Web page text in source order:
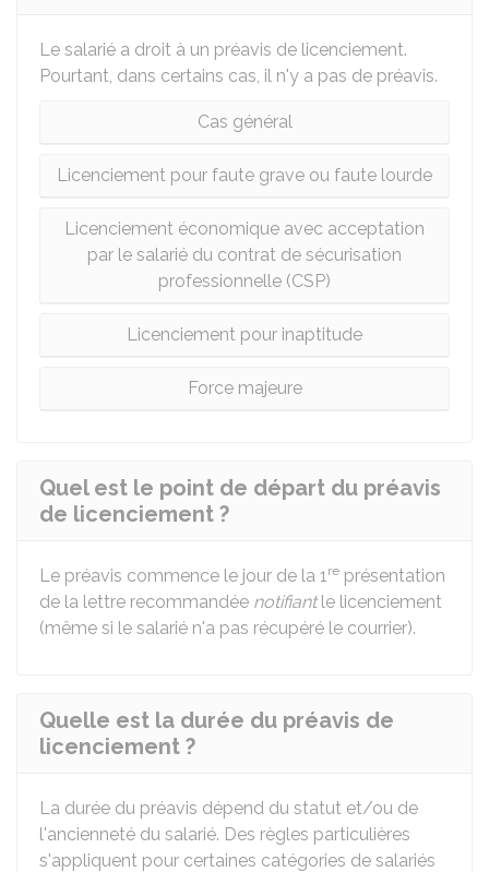
Le salarié a droit à un préavis de licenciement.
Pourtant, dans certains cas, il n'y a pas de préavis.
Cas général
Licenciement pour faute grave ou faute lourde
Licenciement économique avec acceptation
par le salarié du contrat de sécurisation
professionnelle (CSP)
Licenciement pour inaptitude
Force majeure
Quel est le point de départ du préavis
de licenciement ?
Le préavis commence le jour de la 1re présentation
de la lettre recommandée notifiantle licenciement
(même si le salarié n'a pas récupéré le courrier).
Quelle est la durée du préavis de
licenciement ?
La durée du préavis dépend du statut et/ou de
l'ancienneté du salarié. Des règles particulières
s'appliquent pour certaines catégories de salariés